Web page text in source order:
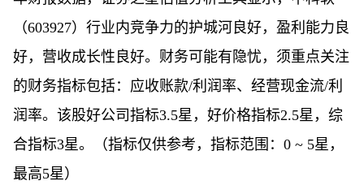
（603927）行业内竞争力的护城河良好，盈利能力良
好，营收成长性良好。财务可能有隐忧，须重点关注
的财务指标包括：应收账款/利润率、经营现金流/利
润率。该股好公司指标3.5星，好价格指标2.5星，综
合指标3星。（指标仅供参考，指标范围：0 ~ 5星，
最高5星）